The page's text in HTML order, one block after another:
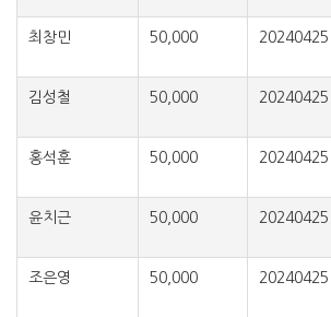
최창민 50,000 20240425
김성철 50,000 20240425
홍석훈 50,000 20240425
윤치근 50,000 20240425
조은영 50,000 20240425